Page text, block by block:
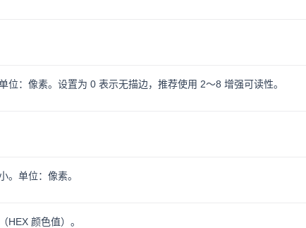
位：像素。设置为 0 表示无描边，推荐使用 2～8 增强可读性。
。单位：像素。
HEX 颜色值）。